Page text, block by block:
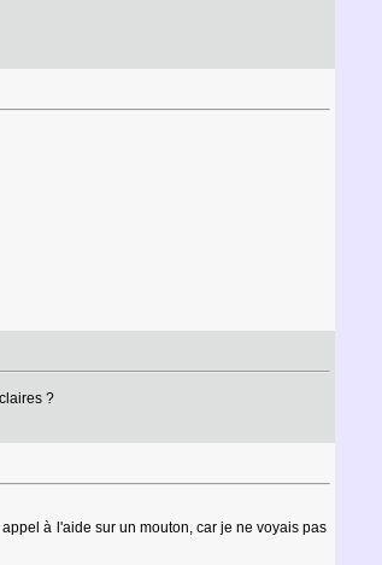
?
à l'aide sur un mouton, car je ne voyais pas